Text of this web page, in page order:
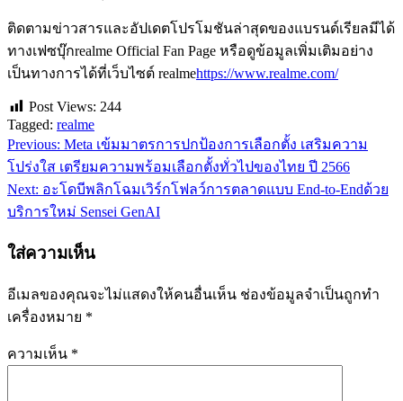
ติดตามข่าวสารและอัปเดตโปรโมชันล่าสุดของแบรนด์เรียลมีได้
ทางเฟซบุ๊กrealme Official Fan Page หรือดูข้อมูลเพิ่มเติมอย่าง
เป็นทางการได้ที่เว็บไซต์ realmehttps://www.realme.com/
Post Views: 244
Tagged: realme
แนะแนว
เรื่อง
Previous: Meta เข้มมาตรการปกป้องการเลือกตั้ง เสริมความ
โปร่งใส เตรียมความพร้อมเลือกตั้งทั่วไปของไทย ปี 2566
Next: อะโดบีพลิกโฉมเวิร์กโฟลว์การตลาดแบบ End-to-Endด้วย
บริการใหม่ Sensei GenAI
ใส่ความเห็น
อีเมลของคุณจะไม่แสดงให้คนอื่นเห็น ช่องข้อมูลจำเป็นถูกทำ
เครื่องหมาย *
ความเห็น *